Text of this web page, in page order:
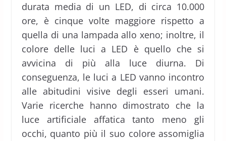
durata media di un LED, di circa 10.000
ore, è cinque volte maggiore rispetto a
quella di una lampada allo xeno; inoltre, il
colore delle luci a LED è quello che si
avvicina di più alla luce diurna. Di
conseguenza, le luci a LED vanno incontro
alle abitudini visive degli esseri umani.
Varie ricerche hanno dimostrato che la
luce artificiale affatica tanto meno gli
occhi, quanto più il suo colore assomiglia